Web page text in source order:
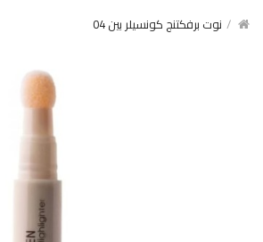
نوت برفكتنج كونسيلر بين 04